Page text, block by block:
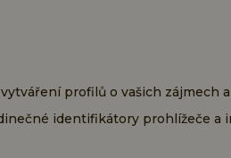
profilů o vašich zájmech
identifikátory prohlížeče a